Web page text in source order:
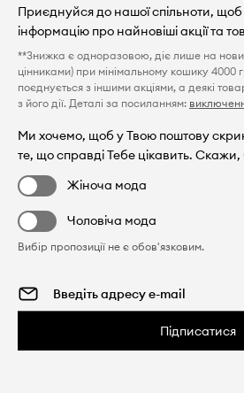
Приєднуйся до нашої спільноти,
інформацію про найновіші акції та
**Знижка є одноразовою, діє лише на
цінниками) при мінімальному кошику 4000
поєднується з іншими акціями, а деякі
з його дії. Деталі за посиланням:
Ми хочемо, щоб у Твою поштову
те, що справді Тебе цікавить.
Жіноча мода
Чоловіча мода
Вибір пропозиції не є обов'язковим.
Підписатися